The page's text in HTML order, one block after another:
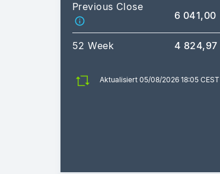
Previous Close
6 041,00
52 Week 4 824,97
Aktualisiert 05/08/2026 18:05 CEST